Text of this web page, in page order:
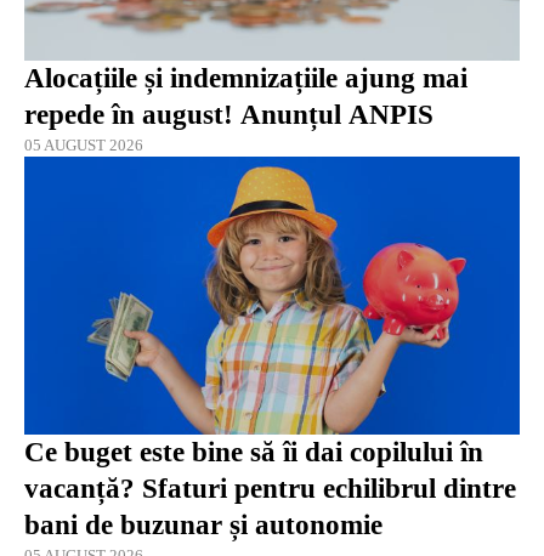
Alocațiile și indemnizațiile ajung mai
repede în august! Anunțul ANPIS
05 AUGUST 2026
Ce buget este bine să îi dai copilului în
vacanță? Sfaturi pentru echilibrul dintre
bani de buzunar și autonomie